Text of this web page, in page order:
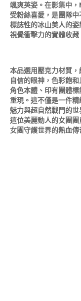
颯爽英姿。在影集中
受粉絲喜愛，是團隊
標誌性的冰山美人的
視覺衝擊力的實體收藏
本品選用壓克力材質
自信的眼神，色彩飽
角色本體、印有團體
重現。這不僅是一件
魅力與超自然戰鬥的
這位美麗動人的女團
女團守護世界的熱血傳